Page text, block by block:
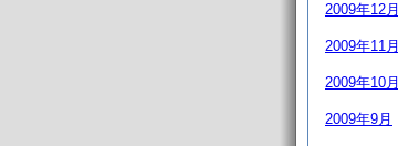
2009年12月
2009年11月
2009年10月
2009年9月